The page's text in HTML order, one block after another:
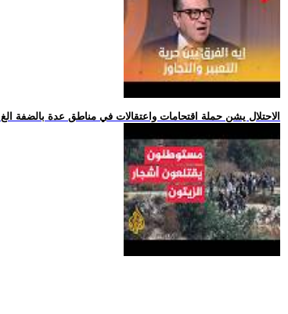
.. الاحتلال يشن حملة اقتحامات واعتقالات في مناطق عدة بالضفة الغ